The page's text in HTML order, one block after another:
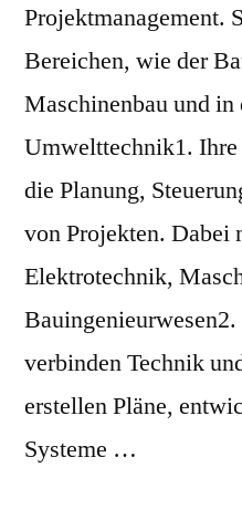
Projektmanagement.
Bereichen, wie der
Maschinenbau und in
Umwelttechnik1.
die Planung,
von Projekten. Dabei
Elektrotechnik,
verbinden Technik
erstellen Pläne,
Systeme …